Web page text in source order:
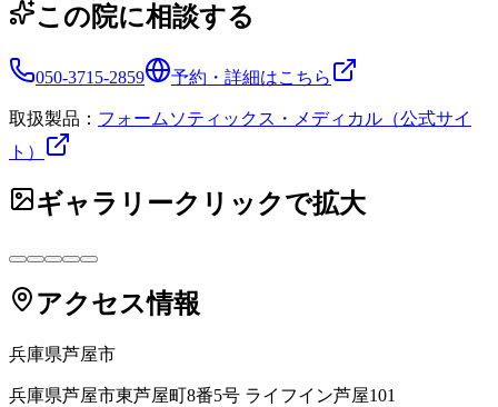
この院に相談する
050-3715-2859 予約・詳細はこちら
取扱製品： フォームソティックス・メディカル（公式サイ
ト）
ギャラリークリックで拡大
アクセス情報
兵庫県芦屋市
兵庫県芦屋市東芦屋町8番5号 ライフイン芦屋101